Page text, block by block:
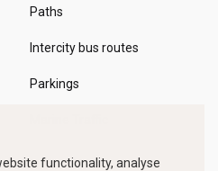
Paths
Intercity bus routes
Parkings
functionality, analyse